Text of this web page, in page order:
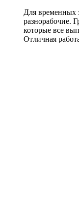
Для временных
разнорабочие.
которые все
Отличная